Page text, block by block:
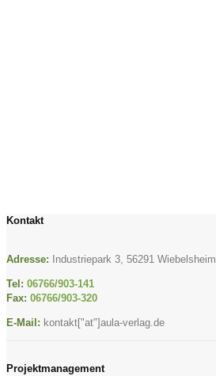
Kontakt
Adresse: Industriepark 3, 56291 Wiebelsheim
Tel: 06766/903-141
Fax: 06766/903-320
E-Mail: kontakt["at"]aula-verlag.de
Projektmanagement